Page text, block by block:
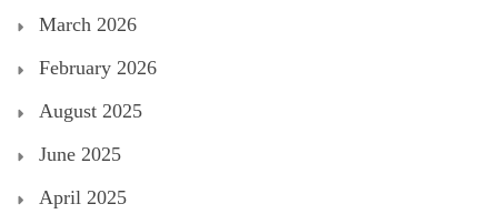
March 2026
February 2026
August 2025
June 2025
April 2025